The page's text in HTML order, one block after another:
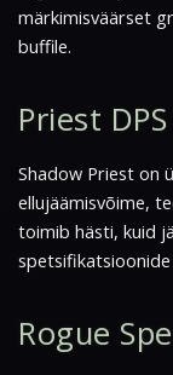
märkimisväärset
buffile.
Priest DPS
Shadow Priest on
ellujäämisvõime,
toimib hästi, kuid
Rogue